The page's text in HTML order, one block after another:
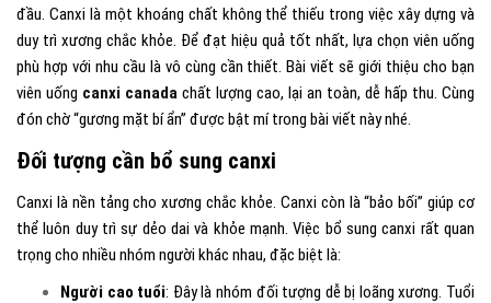
đầu. Canxi là một khoáng chất không thể thiếu trong việc xây dựng và
duy trì xương chắc khỏe. Để đạt hiệu quả tốt nhất, lựa chọn viên uống
phù hợp với nhu cầu là vô cùng cần thiết. Bài viết sẽ giới thiệu cho bạn
viên uống canxi canada chất lượng cao, lại an toàn, dễ hấp thu. Cùng
đón chờ “gương mặt bí ẩn” được bật mí trong bài viết này nhé.
Đối tượng cần bổ sung canxi
Canxi là nền tảng cho xương chắc khỏe. Canxi còn là “bảo bối” giúp cơ
thể luôn duy trì sự dẻo dai và khỏe mạnh. Việc bổ sung canxi rất quan
trọng cho nhiều nhóm người khác nhau, đặc biệt là:
Người cao tuổi: Đây là nhóm đối tượng dễ bị loãng xương. Tuổi